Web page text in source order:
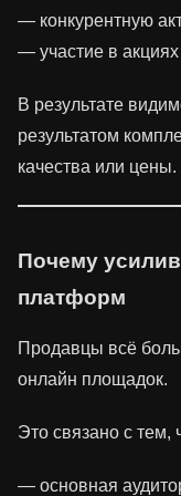
— конкурентную
— участие в акциях
В результате
результатом
качества или цены.
Почему
платформ
Продавцы всё
онлайн площадок.
Это связано с тем,
— основная